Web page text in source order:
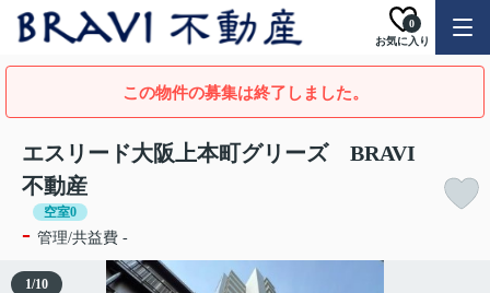
お気に入り
0
この物件の募集は終了しました。
エスリード大阪上本町グリーズ BRAVI
不動産
空室0
- 管理/共益費 -
1/10